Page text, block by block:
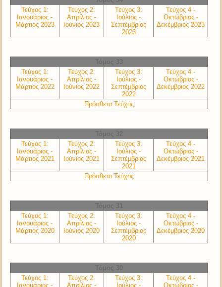
Τεύχος 1:
Ιανουάριος -
Μάρτιος 2023
Τεύχος 2:
Απρίλιος -
Ιούνιος 2023
Τεύχος 3:
Ιούλιος -
Σεπτέμβριος
2023
Τεύχος 4 -
Οκτώβριος -
Δεκέμβριος 2023
Τεύχος 1:
Ιανουάριος -
Μάρτιος 2022
Τεύχος 2:
Απρίλιος -
Ιούνιος 2022
Τεύχος 3:
Ιούλιος -
Σεπτέμβριος
2022
Τεύχος 4 -
Οκτώβριος -
Δεκέμβριος 2022
Πρόσθετο Τεύχος
Τεύχος 1:
Ιανουάριος -
Μάρτιος 2021
Τεύχος 2:
Απρίλιος -
Ιούνιος 2021
Τεύχος 3:
Ιούλιος -
Σεπτέμβριος
2021
Τεύχος 4 -
Οκτώβριος -
Δεκέμβριος 2021
Πρόσθετο Τεύχος
Τεύχος 1:
Ιανουάριος -
Μάρτιος 2020
Τεύχος 2:
Απρίλιος -
Ιούνιος 2020
Τεύχος 3:
Ιούλιος -
Σεπτέμβριος
2020
Τεύχος 4 -
Οκτώβριος -
Δεκέμβριος 2020
Τεύχος 1:
Ιανουάριος -
Τεύχος 2:
Απρίλιος -
Τεύχος 3:
Ιούλιος -
Τεύχος 4 -
Οκτώβριος -